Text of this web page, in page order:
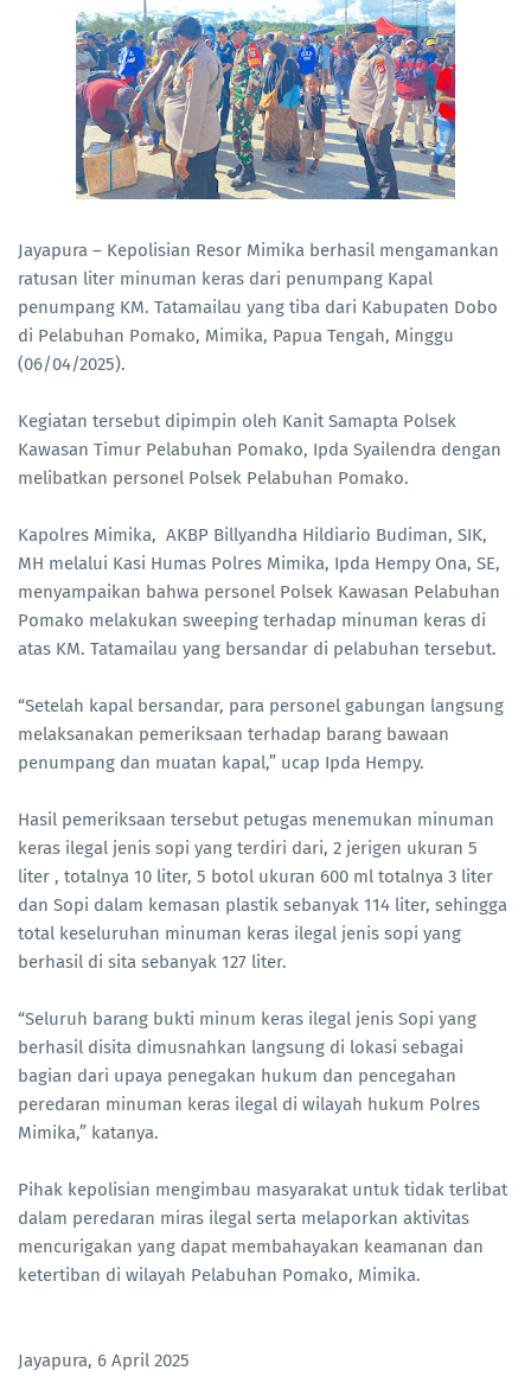
Jayapura – Kepolisian Resor Mimika berhasil mengamankan
ratusan liter minuman keras dari penumpang Kapal
penumpang KM. Tatamailau yang tiba dari Kabupaten Dobo
di Pelabuhan Pomako, Mimika, Papua Tengah, Minggu
(06/04/2025).
Kegiatan tersebut dipimpin oleh Kanit Samapta Polsek
Kawasan Timur Pelabuhan Pomako, Ipda Syailendra dengan
melibatkan personel Polsek Pelabuhan Pomako.
Kapolres Mimika, AKBP Billyandha Hildiario Budiman, SIK,
MH melalui Kasi Humas Polres Mimika, Ipda Hempy Ona, SE,
menyampaikan bahwa personel Polsek Kawasan Pelabuhan
Pomako melakukan sweeping terhadap minuman keras di
atas KM. Tatamailau yang bersandar di pelabuhan tersebut.
“Setelah kapal bersandar, para personel gabungan langsung
melaksanakan pemeriksaan terhadap barang bawaan
penumpang dan muatan kapal,” ucap Ipda Hempy.
Hasil pemeriksaan tersebut petugas menemukan minuman
keras ilegal jenis sopi yang terdiri dari, 2 jerigen ukuran 5
liter , totalnya 10 liter, 5 botol ukuran 600 ml totalnya 3 liter
dan Sopi dalam kemasan plastik sebanyak 114 liter, sehingga
total keseluruhan minuman keras ilegal jenis sopi yang
berhasil di sita sebanyak 127 liter.
“Seluruh barang bukti minum keras ilegal jenis Sopi yang
berhasil disita dimusnahkan langsung di lokasi sebagai
bagian dari upaya penegakan hukum dan pencegahan
peredaran minuman keras ilegal di wilayah hukum Polres
Mimika,” katanya.
Pihak kepolisian mengimbau masyarakat untuk tidak terlibat
dalam peredaran miras ilegal serta melaporkan aktivitas
mencurigakan yang dapat membahayakan keamanan dan
ketertiban di wilayah Pelabuhan Pomako, Mimika.
Jayapura, 6 April 2025